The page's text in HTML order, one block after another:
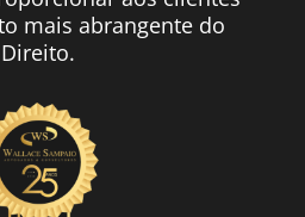
mais abrangente do
Direito.